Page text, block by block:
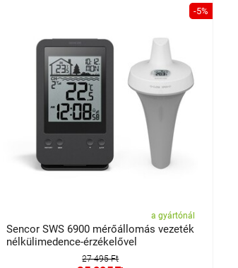
-5%
a gyártónál
Sencor SWS 6900 mérőállomás vezeték
nélkülimedence-érzékelővel
27 495 Ft